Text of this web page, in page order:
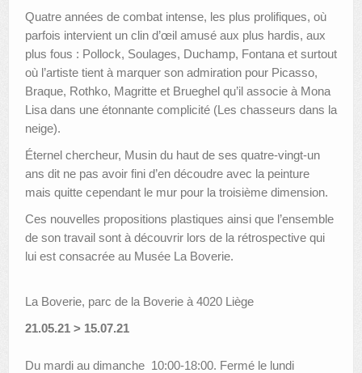
Quatre années de combat intense, les plus prolifiques, où
parfois intervient un clin d’œil amusé aux plus hardis, aux
plus fous : Pollock, Soulages, Duchamp, Fontana et surtout
où l’artiste tient à marquer son admiration pour Picasso,
Braque, Rothko, Magritte et Brueghel qu’il associe à Mona
Lisa dans une étonnante complicité (Les chasseurs dans la
neige).
Éternel chercheur, Musin du haut de ses quatre-vingt-un
ans dit ne pas avoir fini d’en découdre avec la peinture
mais quitte cependant le mur pour la troisième dimension.
Ces nouvelles propositions plastiques ainsi que l’ensemble
de son travail sont à découvrir lors de la rétrospective qui
lui est consacrée au Musée La Boverie.
La Boverie, parc de la Boverie à 4020 Liège
21.05.21 > 15.07.21
Du mardi au dimanche 10:00-18:00. Fermé le lundi